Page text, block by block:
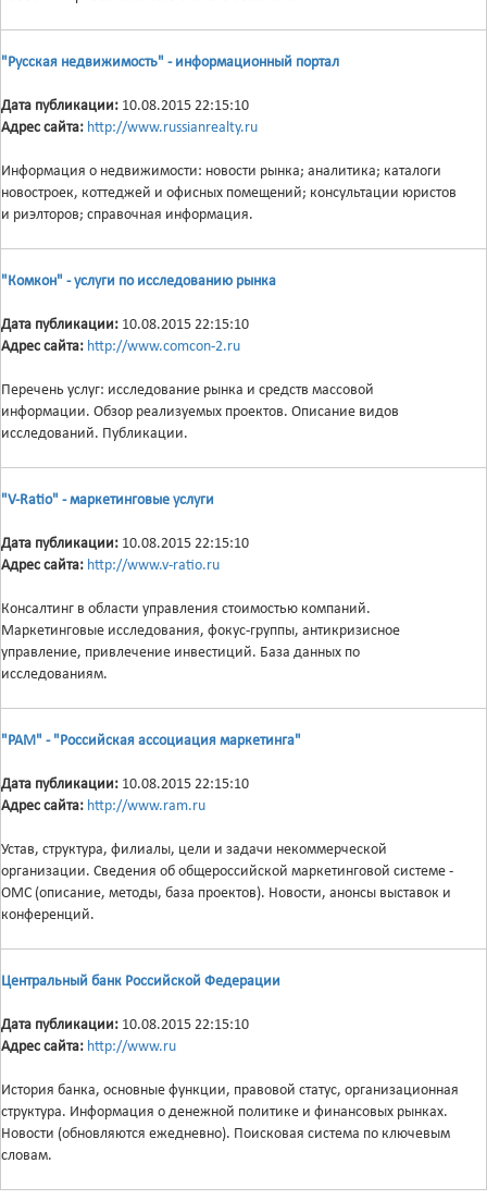
"Русская недвижимость" - информационный портал
Дата публикации: 10.08.2015 22:15:10
Адрес сайта: http://www.russianrealty.ru
Информация о недвижимости: новости рынка; аналитика; каталоги
новостроек, коттеджей и офисных помещений; консультации юристов
и риэлторов; справочная информация.
"Комкон" - услуги по исследованию рынка
Дата публикации: 10.08.2015 22:15:10
Адрес сайта: http://www.comcon-2.ru
Перечень услуг: исследование рынка и средств массовой
информации. Обзор реализуемых проектов. Описание видов
исследований. Публикации.
"V-Ratio" - маркетинговые услуги
Дата публикации: 10.08.2015 22:15:10
Адрес сайта: http://www.v-ratio.ru
Консалтинг в области управления стоимостью компаний.
Маркетинговые исследования, фокус-группы, антикризисное
управление, привлечение инвестиций. База данных по
исследованиям.
"РАМ" - "Российская ассоциация маркетинга"
Дата публикации: 10.08.2015 22:15:10
Адрес сайта: http://www.ram.ru
Устав, структура, филиалы, цели и задачи некоммерческой
организации. Сведения об общероссийской маркетинговой системе -
ОМС (описание, методы, база проектов). Новости, анонсы выставок и
конференций.
Центральный банк Российской Федерации
Дата публикации: 10.08.2015 22:15:10
Адрес сайта: http://www.ru
История банка, основные функции, правовой статус, организационная
структура. Информация о денежной политике и финансовых рынках.
Новости (обновляются ежедневно). Поисковая система по ключевым
словам.